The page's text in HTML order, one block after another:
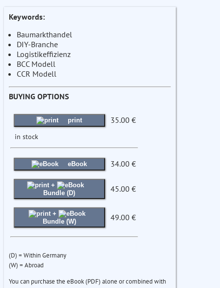
Keywords:
Baumarkthandel
DIY-Branche
Logistikeffizienz
BCC Modell
CCR Modell
BUYING OPTIONS
print 35.00 €
in stock
eBook 34.00 €
+
Bundle (D)
45.00 €
+
Bundle (W)
49.00 €
(D) = Within Germany
(W) = Abroad
You can purchase the eBook (PDF) alone or combined with